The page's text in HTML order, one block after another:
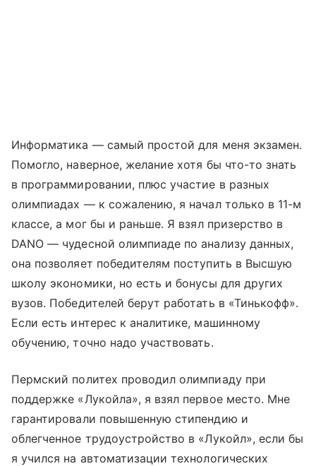
Информатика — самый простой для меня экзамен.
Помогло, наверное, желание хотя бы что-то знать
в программировании, плюс участие в разных
олимпиадах — к сожалению, я начал только в 11-м
классе, а мог бы и раньше. Я взял призерство в
DANO — чудесной олимпиаде по анализу данных,
она позволяет победителям поступить в Высшую
школу экономики, но есть и бонусы для других
вузов. Победителей берут работать в «Тинькофф».
Если есть интерес к аналитике, машинному
обучению, точно надо участвовать.
Пермский политех проводил олимпиаду при
поддержке «Лукойла», я взял первое место. Мне
гарантировали повышенную стипендию и
облегченное трудоустройство в «Лукойл», если бы
я учился на автоматизации технологических